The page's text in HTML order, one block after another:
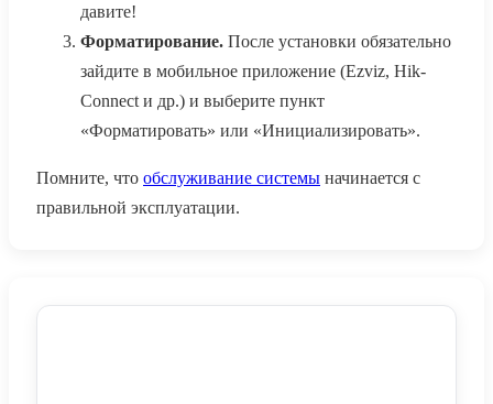
давите!
Форматирование. После установки обязательно
зайдите в мобильное приложение (Ezviz, Hik-
Connect и др.) и выберите пункт
«Форматировать» или «Инициализировать».
Помните, что обслуживание системы начинается с
правильной эксплуатации.